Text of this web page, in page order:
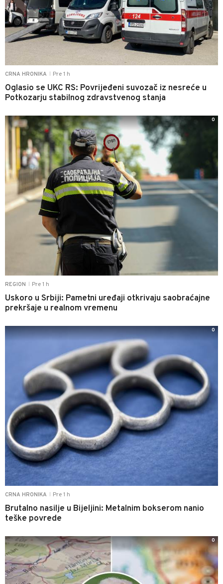
CRNA HRONIKA Pre 1 h
Oglasio se UKC RS: Povrijeđeni suvozač iz nesreće u
Potkozarju stabilnog zdravstvenog stanja
REGION Pre 1 h
Uskoro u Srbiji: Pametni uređaji otkrivaju saobraćajne
prekršaje u realnom vremenu
0
CRNA HRONIKA Pre 1 h
Brutalno nasilje u Bijeljini: Metalnim bokserom nanio
teške povrede
0
0